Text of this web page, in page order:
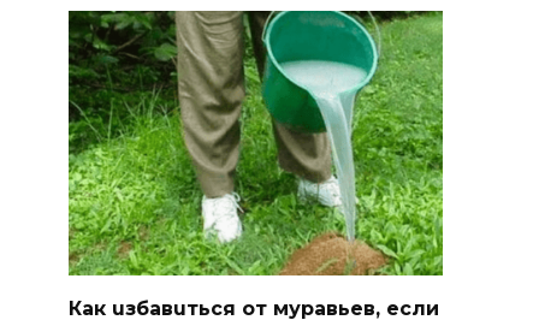
Как uзбавuться от муравьев, если